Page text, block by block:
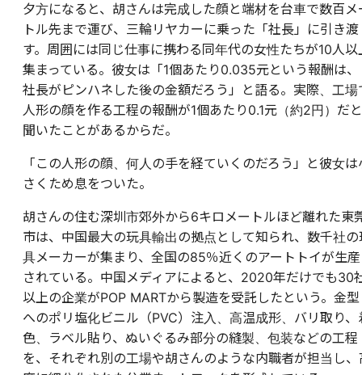
夕方になると、胡さんは完成した顔と端材を台車で数百メ
トル先まで運び、三輪リヤカーに乗った「社長」に引き渡
す。周囲には同じ仕事に携わる同年代の女性たちが10人以
集まっている。彼女は「1個あたり0.035元という報酬は、
社長がピンハネした後の金額だろう」と語る。実際、工場
人形の顔を作る工程の報酬が1個あたり0.1元（約2円）だと
聞いたことがあるからだ。
「この人形の顔、何人の手を経ていくのだろう」と彼女は
さくため息をついた。
胡さんの住む深圳市郊外から6キロメートルほど離れた東
市は、中国最大の玩具輸出の拠点として知られ、数千社の
具メーカーが集まり、全国の85％近くのアートトイが生産
されている。中国メディアによると、2020年だけでも30
以上の企業がPOP MARTから製造を受託したという。金型
へのポリ塩化ビニル（PVC）注入、高温成形、バリ取り、
色、ラベル貼り、ぬいぐるみ部分の縫製、包装などの工程
を、それぞれ別の工場や胡さんのような内職者が担当し、